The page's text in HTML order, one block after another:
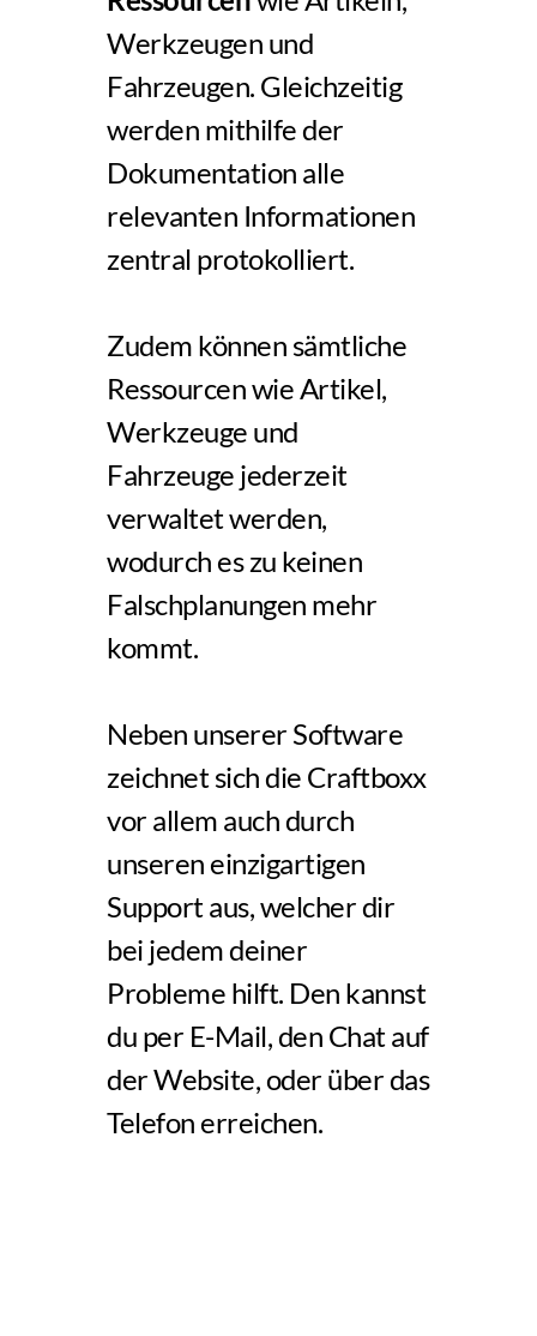
Werkzeugen und
Fahrzeugen. Gleichzeitig
werden mithilfe der
Dokumentation alle
relevanten Informationen
zentral protokolliert.
Zudem können sämtliche
Ressourcen wie Artikel,
Werkzeuge und
Fahrzeuge jederzeit
verwaltet werden,
wodurch es zu keinen
Falschplanungen mehr
kommt.
Neben unserer Software
zeichnet sich die Craftboxx
vor allem auch durch
unseren einzigartigen
Support aus, welcher dir
bei jedem deiner
Probleme hilft. Den kannst
du per E-Mail, den Chat auf
der Website, oder über das
Telefon erreichen.